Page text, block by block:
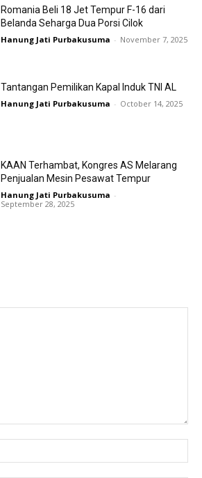
Romania Beli 18 Jet Tempur F-16 dari
Belanda Seharga Dua Porsi Cilok
Hanung Jati Purbakusuma - November 7, 2025
Tantangan Pemilikan Kapal Induk TNI AL
Hanung Jati Purbakusuma - October 14, 2025
KAAN Terhambat, Kongres AS Melarang
Penjualan Mesin Pesawat Tempur
Hanung Jati Purbakusuma -
September 28, 2025